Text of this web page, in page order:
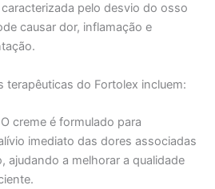
pelo desvio do osso
causar dor, inflamação e
terapêuticas do Fortolex incluem:
creme é formulado para
imediato das dores associadas
ajudando a melhorar a qualidade